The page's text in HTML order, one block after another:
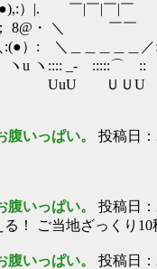
|￣|￣|￣ | :
＼ ￣￣ ／
＿＿＿＿／
:::::⌒ ::
ＵU U
腹いっぱい。 投稿日：
腹いっぱい。 投稿日：
！ ご当地ざっくり
腹いっぱい。 投稿日：